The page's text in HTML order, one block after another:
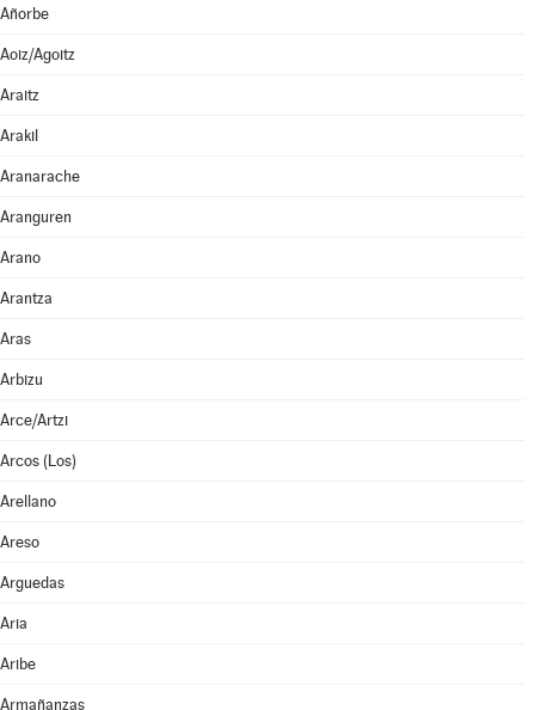
Añorbe
Aoiz/Agoitz
Araitz
Arakil
Aranarache
Aranguren
Arano
Arantza
Aras
Arbizu
Arce/Artzi
Arcos (Los)
Arellano
Areso
Arguedas
Aria
Aribe
Armañanzas